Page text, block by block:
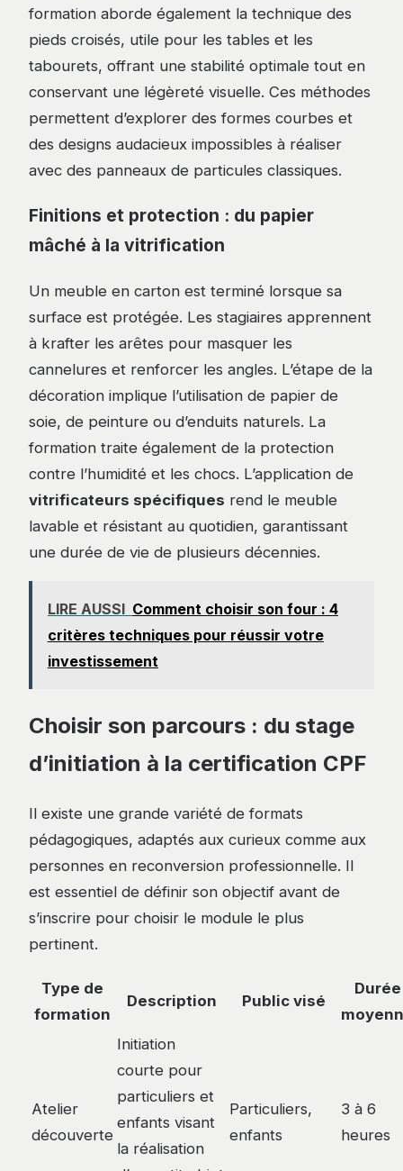
formation aborde également la technique des
pieds croisés, utile pour les tables et les
tabourets, offrant une stabilité optimale tout en
conservant une légèreté visuelle. Ces méthodes
permettent d’explorer des formes courbes et
des designs audacieux impossibles à réaliser
avec des panneaux de particules classiques.
Finitions et protection : du papier
mâché à la vitrification
Un meuble en carton est terminé lorsque sa
surface est protégée. Les stagiaires apprennent
à krafter les arêtes pour masquer les
cannelures et renforcer les angles. L’étape de la
décoration implique l’utilisation de papier de
soie, de peinture ou d’enduits naturels. La
formation traite également de la protection
contre l’humidité et les chocs. L’application de
vitrificateurs spécifiques rend le meuble
lavable et résistant au quotidien, garantissant
une durée de vie de plusieurs décennies.
LIRE AUSSI Comment choisir son four : 4
critères techniques pour réussir votre
investissement
Choisir son parcours : du stage
d’initiation à la certification CPF
Il existe une grande variété de formats
pédagogiques, adaptés aux curieux comme aux
personnes en reconversion professionnelle. Il
est essentiel de définir son objectif avant de
s’inscrire pour choisir le module le plus
pertinent.
Type de
formation
Description Public visé
Durée
Atelier
découverte
Initiation
courte pour
particuliers et
enfants visant
la réalisation
Particuliers,
enfants
3 à 6
heures